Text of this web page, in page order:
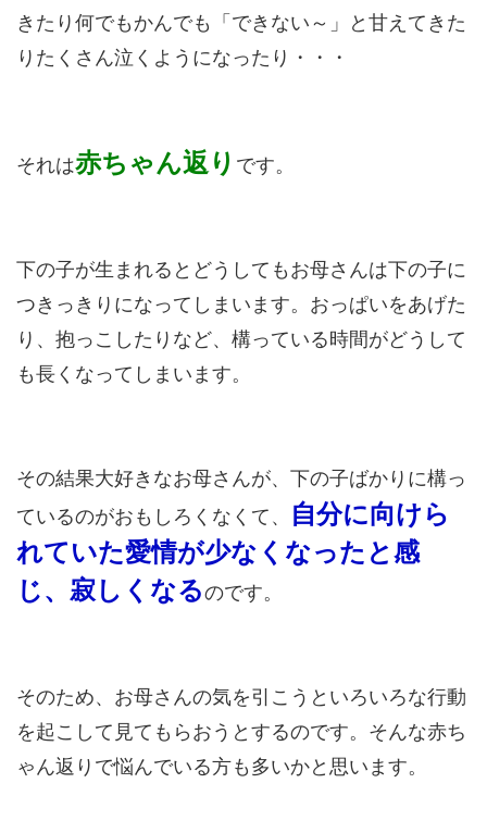
きたり何でもかんでも「できない～」と甘えてきた
りたくさん泣くようになったり・・・
それは赤ちゃん返り です。
下の子が生まれるとどうしてもお母さんは下の子に
つきっきりになってしまいます。おっぱいをあげた
り、抱っこしたりなど、構っている時間がどうして
も長くなってしまいます。
その結果大好きなお母さんが、下の子ばかりに構っ
ているのがおもしろくなくて、
自分に向けら
れていた愛情が少なくなったと感
じ、寂しくなるのです。
そのため、お母さんの気を引こうといろいろな行動
を起こして見てもらおうとするのです。そんな赤ち
ゃん返りで悩んでいる方も多いかと思います。